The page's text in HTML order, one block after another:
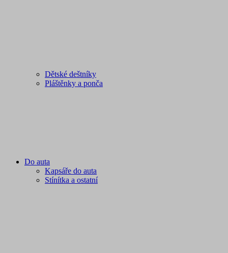
Dětské deštníky
Pláštěnky a ponča
Do auta
Kapsáře do auta
Stínítka a ostatní